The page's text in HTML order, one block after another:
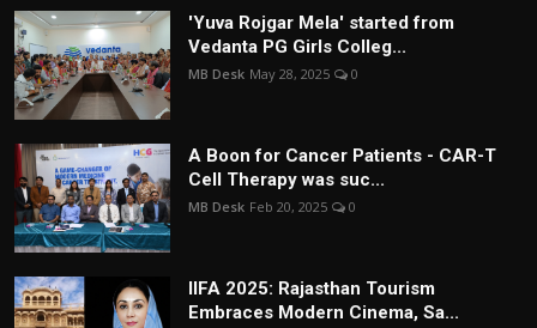
'Yuva Rojgar Mela' started from
Vedanta PG Girls Colleg...
MB Desk May 28, 2025 0
A Boon for Cancer Patients - CAR-T
Cell Therapy was suc...
MB Desk Feb 20, 2025 0
IIFA 2025: Rajasthan Tourism
Embraces Modern Cinema, Sa...